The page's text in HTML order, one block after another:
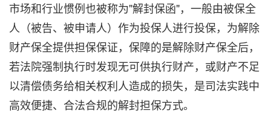
市场和行业惯例也被称为"解封保函"，一般由被保全
人（被告、被申请人）作为投保人进行投保，为解除
财产保全提供担保保证，保障的是解除财产保全后，
若法院强制执行时发现无可供执行财产，或财产不足
以清偿债务给相关权利人造成的损失，是司法实践中
高效便捷、合法合规的解封担保方式。